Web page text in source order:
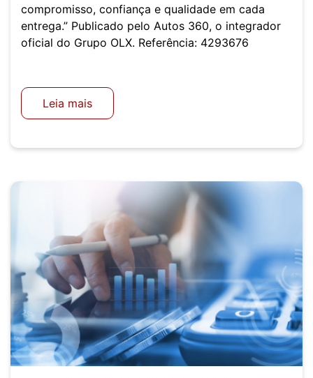
compromisso, confiança e qualidade em cada
entrega.” Publicado pelo Autos 360, o integrador
oficial do Grupo OLX. Referência: 4293676
Leia mais